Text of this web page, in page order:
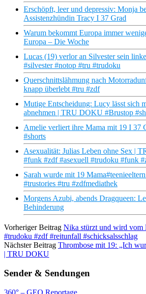
Erschöpft, leer und depressiv: Monja
Assistenzhündin Tracy I 37 Grad
Warum bekommt Europa immer
Europa – Die Woche
Lucas (19) verlor an Silvester sein
#silvester #notop #tru #trudoku
Querschnittslähmung nach
knapp überlebt #tru #zdf
Mutige Entscheidung: Lucy lässt sich
abnehmen | TRU DOKU #Brustop
Amelie verliert ihre Mama mit 19 I 37
#shorts
Asexualität: Julias Leben ohne Sex |
#funk #zdf #asexuell #trudoku #funk
Sarah wurde mit 19
#trustories #tru #zdfmediathek
Morgens Azubi, abends Dragqueen:
Behinderung
Vorheriger Beitrag Nika stürzt und wird vom
#trudoku #zdf #reitunfall #schicksalsschlag
Nächster Beitrag Thrombose mit 19: „Ich
| TRU DOKU
Sender & Sendungen
360° – GEO Reportage